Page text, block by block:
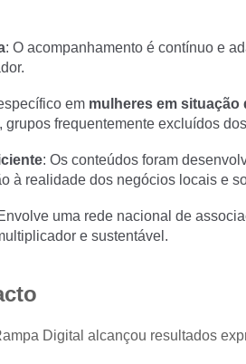
: O acompanhamento é contínuo e
em mulheres em
, grupos frequentemente excluídos
: Os conteúdos foram
à realidade dos negócios locais e
uma rede nacional de
e sustentável.
Digital alcançou resultados